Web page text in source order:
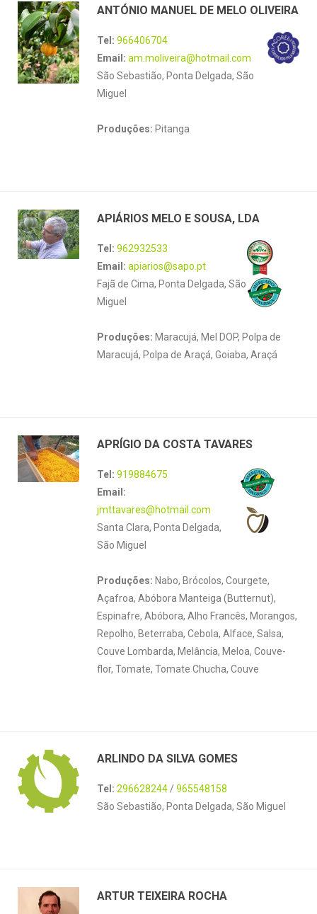
ANTÓNIO MANUEL DE MELO OLIVEIRA
Tel: 966406704
Email: am.moliveira@hotmail.com
São Sebastião, Ponta Delgada, São
Miguel
Produções: Pitanga
APIÁRIOS MELO E SOUSA, LDA
Tel: 962932533
Email: apiarios@sapo.pt
Fajã de Cima, Ponta Delgada, São
Miguel
Produções: Maracujá, Mel DOP, Polpa de
Maracujá, Polpa de Araçá, Goiaba, Araçá
APRÍGIO DA COSTA TAVARES
Tel: 919884675
Email:
jmttavares@hotmail.com
Santa Clara, Ponta Delgada,
São Miguel
Produções: Nabo, Brócolos, Courgete,
Açafroa, Abóbora Manteiga (Butternut),
Espinafre, Abóbora, Alho Francês, Morangos,
Repolho, Beterraba, Cebola, Alface, Salsa,
Couve Lombarda, Melância, Meloa, Couve-
flor, Tomate, Tomate Chucha, Couve
ARLINDO DA SILVA GOMES
Tel: 296628244 /965548158
São Sebastião, Ponta Delgada, São Miguel
ARTUR TEIXEIRA ROCHA